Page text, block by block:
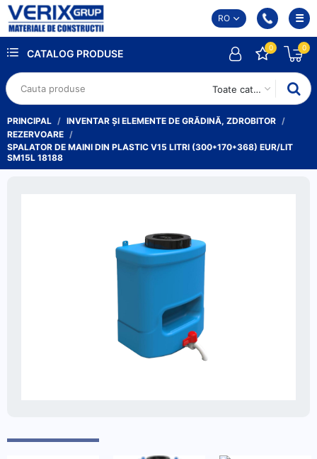
RO
CATALOG PRODUSE
Toate categoriile
0 0
PRINCIPAL
INVENTAR ȘI ELEMENTE DE GRĂDINĂ, ZDROBITOR
REZERVOARE
SPALATOR DE MAINI DIN PLASTIC V15 LITRI (300*170*368) EUR/LIT
SM15L 18188